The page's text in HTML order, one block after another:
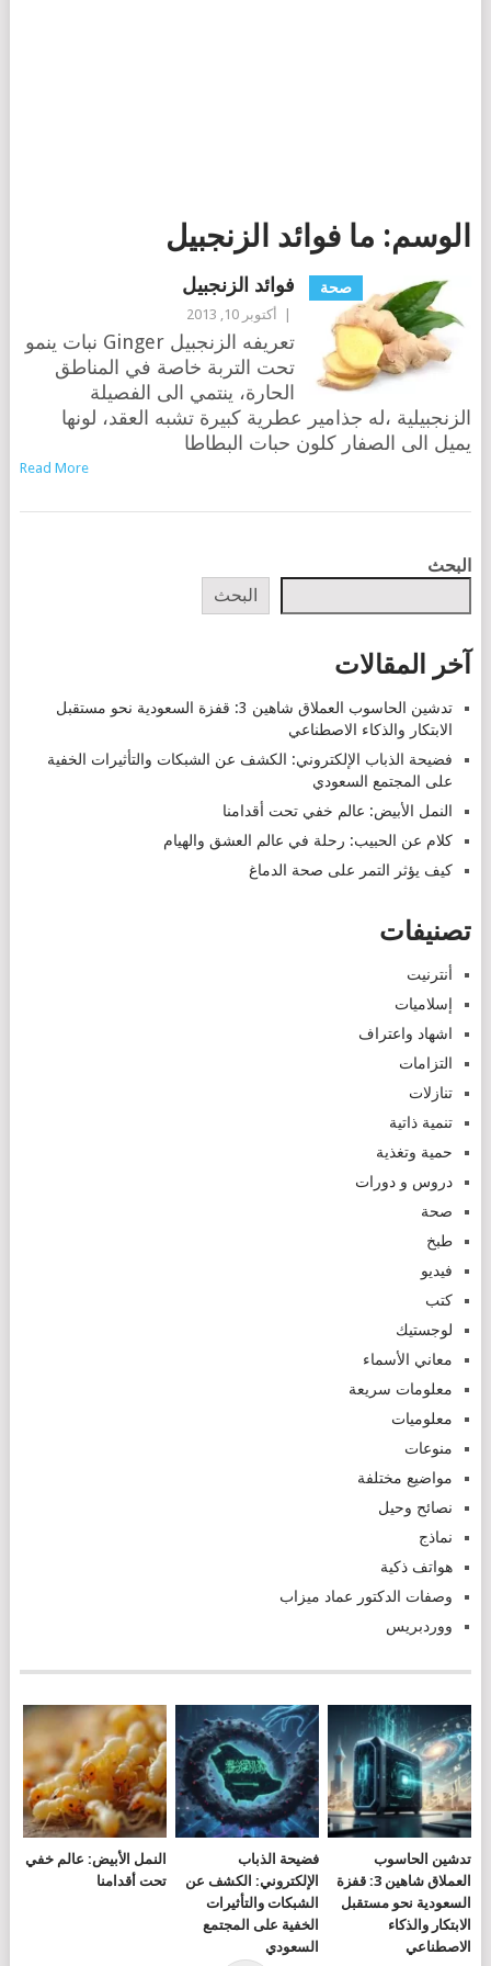
الوسم: ما فوائد الزنجبيل
صحة فوائد الزنجبيل
أكتوبر 10, 2013
تعريفه الزنجبيل Ginger نبات ينمو
تحت التربة خاصة في المناطق
الحارة، ينتمي الى الفصيلة
الزنجبيلية ،له جذامير عطرية كبيرة تشبه العقد، لونها
يميل الى الصفار كلون حبات البطاطا
Read More
POSTS
البحث
البحث
آخر المقالات
تدشين الحاسوب العملاق شاهين 3: قفزة السعودية نحو مستقبل
الابتكار والذكاء الاصطناعي
فضيحة الذباب الإلكتروني: الكشف عن الشبكات والتأثيرات الخفية
على المجتمع السعودي
النمل الأبيض: عالم خفي تحت أقدامنا
كلام عن الحبيب: رحلة في عالم العشق والهيام
كيف يؤثر التمر على صحة الدماغ
تصنيفات
أنترنيت
إسلاميات
اشهاد واعتراف
التزامات
تنازلات
تنمية ذاتية
حمية وتغذية
دروس و دورات
صحة
طبخ
فيديو
كتب
لوجستيك
معاني الأسماء
معلومات سريعة
معلوميات
منوعات
مواضيع مختلفة
نصائح وحيل
نماذج
هواتف ذكية
وصفات الدكتور عماد ميزاب
ووردبريس
تدشين الحاسوب
العملاق شاهين 3: قفزة
السعودية نحو مستقبل
الابتكار والذكاء
الاصطناعي
فضيحة الذباب
الإلكتروني: الكشف عن
الشبكات والتأثيرات
الخفية على المجتمع
السعودي
النمل الأبيض: عالم خفي
تحت أقدامنا